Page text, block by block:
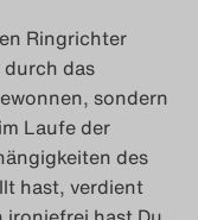
Ringrichter
das
sondern
Laufe der
des
hast, verdient